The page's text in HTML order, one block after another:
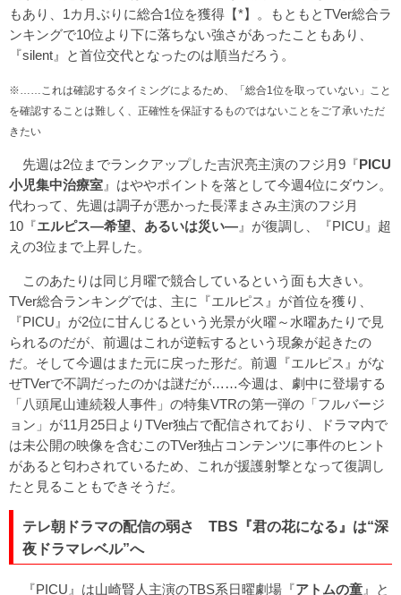
もあり、1カ月ぶりに総合1位を獲得【*】。もともとTVer総合ラ
ンキングで10位より下に落ちない強さがあったこともあり、
『silent』と首位交代となったのは順当だろう。
※……これは確認するタイミングによるため、「総合1位を取っていない」こと
を確認することは難しく、正確性を保証するものではないことをご了承いただ
きたい
先週は2位までランクアップした吉沢亮主演のフジ月9『PICU
小児集中治療室 』はややポイントを落として今週4位にダウン。
代わって、先週は調子が悪かった長澤まさみ主演のフジ月
10『エルピス—希望、あるいは災い— 』が復調し、『PICU』超
えの3位まで上昇した。
このあたりは同じ月曜で競合しているという面も大きい。
TVer総合ランキングでは、主に『エルピス』が首位を獲り、
『PICU』が2位に甘んじるという光景が火曜～水曜あたりで見
られるのだが、前週はこれが逆転するという現象が起きたの
だ。そして今週はまた元に戻った形だ。前週『エルピス』がな
ぜTVerで不調だったのかは謎だが……今週は、劇中に登場する
「八頭尾山連続殺人事件」の特集VTRの第一弾の「フルバージ
ョン」が11月25日よりTVer独占で配信されており、ドラマ内で
は未公開の映像を含むこのTVer独占コンテンツに事件のヒント
があると匂わされているため、これが援護射撃となって復調し
たと見ることもできそうだ。
テレ朝ドラマの配信の弱さ TBS『君の花になる』は“深
夜ドラマレベル”へ
『PICU』は山崎賢人主演のTBS系日曜劇場『アトムの童 』と